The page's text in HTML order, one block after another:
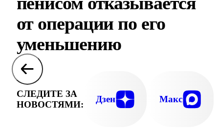
от операции по его
уменьшению
СЛЕДИТЕ ЗА
НОВОСТЯМИ:
Дзен Макс